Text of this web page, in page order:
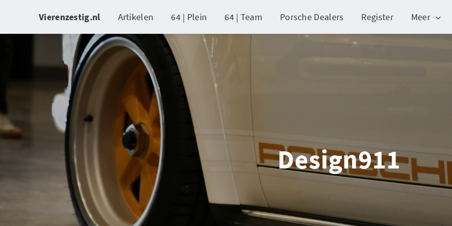
Vierenzestig.nl Artikelen 64 | Plein 64 | Team Porsche Dealers Register Meer
Design911